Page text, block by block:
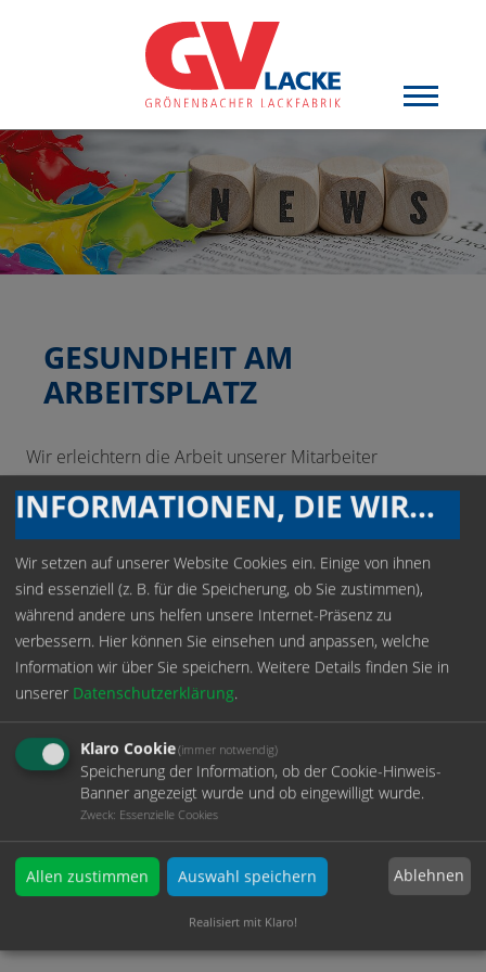
GESUNDHEIT AM
ARBEITSPLATZ
Wir erleichtern die Arbeit unserer Mitarbeiter
Klicken Sie auf das Bild, um
das Video zu starten.
Die Gesundheit und das
Wohlbefinden unserer
Mitarbeiter stehen im
Mittelpunkt unseres
Engagements. Ein
wesentlicher Bestandteil
davon ist der Einsatz des
BionicBack-Exoskelett ,
Belastung beim Heben
signifikant reduziert. Zusätzlich unterstützt der
BionicBack-Exoskelett eine gesunde Körperhaltung, was
besonders bei wiederholten Bewegungen von großer
Bedeutung ist. So tragen wir aktiv dazu bei, dass unsere
Mitarbeiter gesund und leistungsfähig bleiben.
INFORMATIONEN, DIE WIR SPEICHERN
Wir setzen auf unserer Website Cookies ein. Einige von ihnen
sind essenziell (z. B. für die Speicherung, ob Sie zustimmen),
während andere uns helfen unsere Internet-Präsenz zu
verbessern. Hier können Sie einsehen und anpassen, welche
Information wir über Sie speichern. Weitere Details finden Sie in
unserer Datenschutzerklärung.
Klaro Cookie(immer notwendig)
Speicherung der Information, ob der Cookie-Hinweis-
Banner angezeigt wurde und ob eingewilligt wurde.
Zweck: Essenzielle Cookies
Allen zustimmen Auswahl speichern Ablehnen
Realisiert mit Klaro!